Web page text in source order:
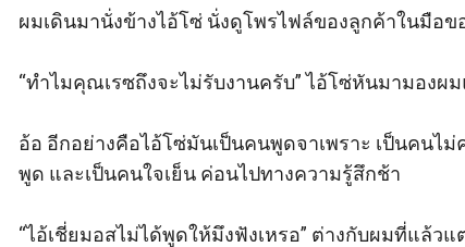
ผมเดินมานั่งข้างไอ้โซ่ นั่งดูโพรไฟล์ของลูกค้าในมือ
“ทำไมคุณเรซถึงจะไม่รับงานครับ” ไอ้โซ่หันมามอง
อ้อ อีกอย่างคือไอ้โซ่มันเป็นคนพูดจาเพราะ เป็นคนไ
พูด และเป็นคนใจเย็น ค่อนไปทางความรู้สึกช้า
“ไอ้เชี่ยมอสไม่ได้พูดให้มึงฟังเหรอ” ต่างกับผมที่แล้